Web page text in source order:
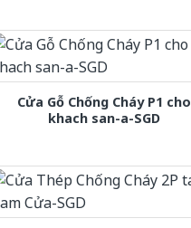
Cửa Gỗ Chống Cháy P1 cho
khach san-a-SGD